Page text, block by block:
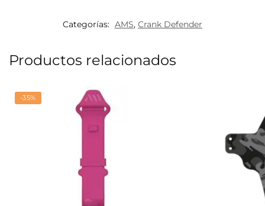
Categorías: AMS, Crank Defender
Productos relacionados
-35%